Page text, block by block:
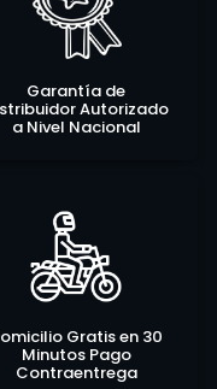
Garantía de
Autorizado
a Nivel Nacional
Gratis en 30
Minutos Pago
Contraentrega